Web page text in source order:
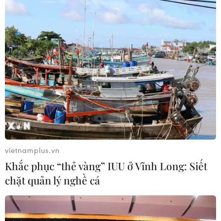
Chú hề ma quái Joker. (Ảnh: CJ)
“Joker”là bộ phim độc lập, không có sự kết nối
với vũ trụ siêu anh hùng của DC. Tuy nhiên,
điều này không làm cho bộ phim mất đi sức hút
với khán giả toàn cầu. Ngược lại, chính sự độc
lập này đã giúp cho nhà làm phim thỏa sức sáng
tạo, không chịu bất cứ ràng buộc về nội dung
hay các tuyến nhân vật đã được tạo ra từ trước.
Bộ phim là câu chuyện xoay quanh quá trình
vietnamplus.vn
Khắc phục “thẻ vàng” IUU ở Vĩnh Long: Siết
chặt quản lý nghề cá